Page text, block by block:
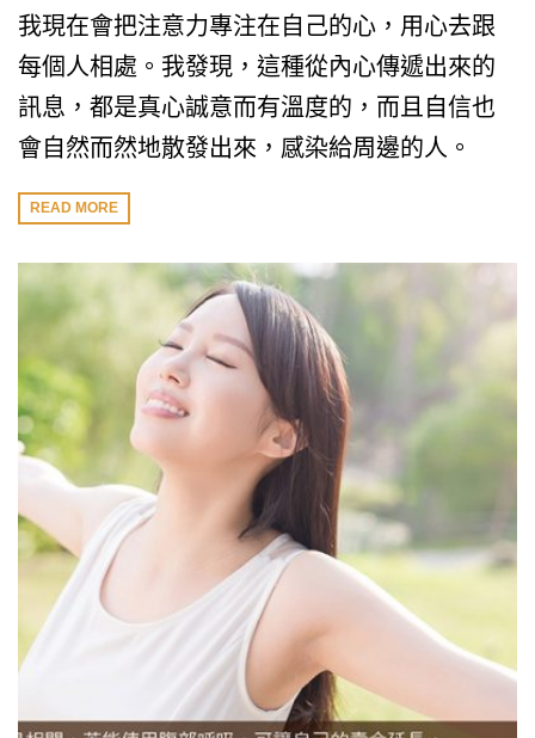
我現在會把注意力專注在自己的心，用心去跟
每個人相處。我發現，這種從內心傳遞出來的
訊息，都是真心誠意而有溫度的，而且自信也
會自然而然地散發出來，感染給周邊的人。
READ MORE